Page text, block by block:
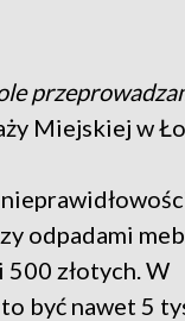
Miejskiej w
odpadami
złotych. W
być nawet 5